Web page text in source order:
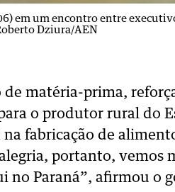
em um encontro entre
Dziura/AEN
de matéria-prima,
o produtor rural do
na fabricação de
portanto, vemos
no Paraná”, afirmou o